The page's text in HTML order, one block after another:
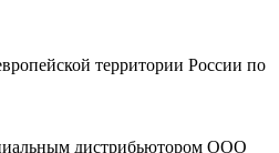
территории России по
дистрибьютором ООО